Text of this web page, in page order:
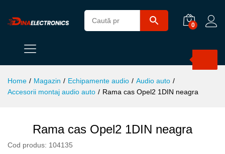
0
Home / Magazin / Echipamente audio / Audio auto /
Accesorii montaj audio auto / Rama cas Opel2 1DIN neagra
Rama cas Opel2 1DIN neagra
Cod produs: 104135